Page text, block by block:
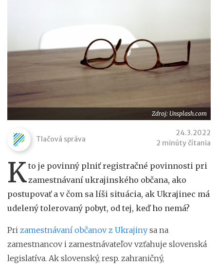
Zdroj: Unsplash.com
Tlačová správa
24.3.2022
2 minúty čítania
Kto je povinný plniť registračné povinnosti pri
zamestnávaní ukrajinského občana, ako
postupovať a v čom sa líši situácia, ak Ukrajinec má
udelený tolerovaný pobyt, od tej, keď ho nemá?
Pri zamestnávaní občanov z Ukrajiny sa na
zamestnancov i zamestnávateľov vzťahuje slovenská
legislatíva. Ak slovenský, resp. zahraničný,